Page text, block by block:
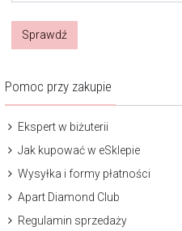
Sprawdź
Pomoc przy zakupie
Ekspert w biżuterii
Jak kupować w eSklepie
Wysyłka i formy płatności
Apart Diamond Club
Regulamin sprzedaży